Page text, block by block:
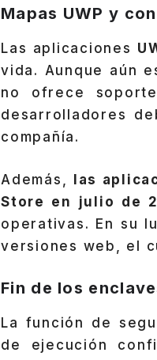
Mapas UWP y
Las aplicaciones
vida. Aunque aún
no ofrece
desarrolladores
compañía.
Además, las
Store en julio de
operativas. En su
versiones web, el
Fin de los
La función de
de ejecución